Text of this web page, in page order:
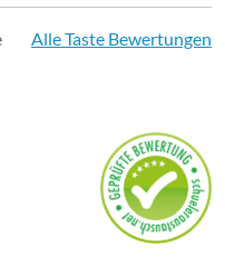
Alle Taste Bewertungen